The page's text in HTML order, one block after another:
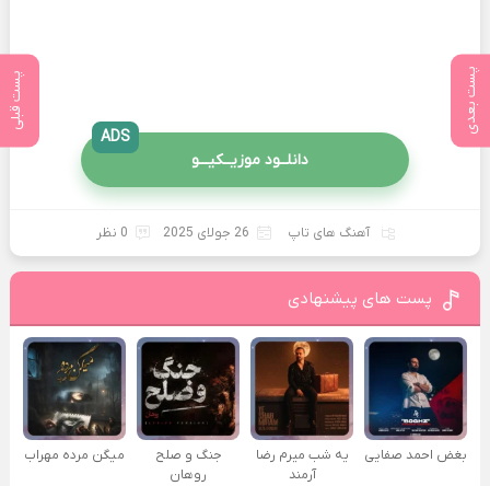
پست بعدی پست قبلی
دانلــود موزیــکیـــو
ADS
آهنگ های تاپ 26 جولای 2025 0 نظر
پست های پیشنهادی
بغض احمد صفایی
یه شب میرم رضا
آرمند
جنگ و صلح
روهان
میگن مرده مهراب